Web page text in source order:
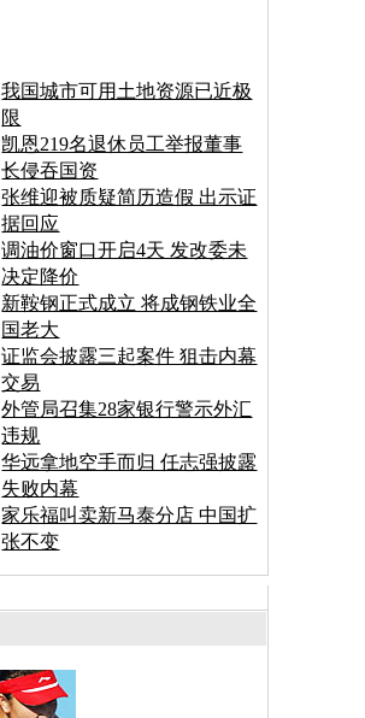
我国城市可用土地资源已近极
限
凯恩219名退休员工举报董事
长侵吞国资
张维迎被质疑简历造假 出示证
据回应
调油价窗口开启4天 发改委未
决定降价
新鞍钢正式成立 将成钢铁业全
国老大
证监会披露三起案件 狙击内幕
交易
外管局召集28家银行警示外汇
违规
华远拿地空手而归 任志强披露
失败内幕
家乐福叫卖新马泰分店 中国扩
张不变